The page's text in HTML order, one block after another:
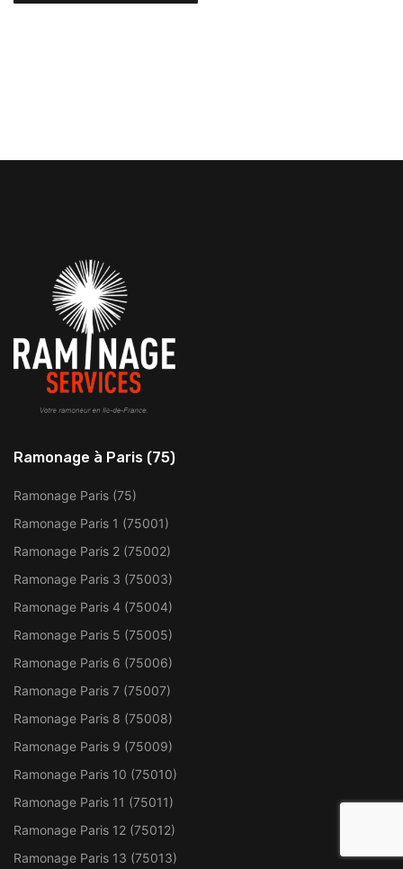
Ramonage à Paris (75)
Ramonage Paris (75)
Ramonage Paris 1 (75001)
Ramonage Paris 2 (75002)
Ramonage Paris 3 (75003)
Ramonage Paris 4 (75004)
Ramonage Paris 5 (75005)
Ramonage Paris 6 (75006)
Ramonage Paris 7 (75007)
Ramonage Paris 8 (75008)
Ramonage Paris 9 (75009)
Ramonage Paris 10 (75010)
Ramonage Paris 11 (75011)
Ramonage Paris 12 (75012)
Ramonage Paris 13 (75013)